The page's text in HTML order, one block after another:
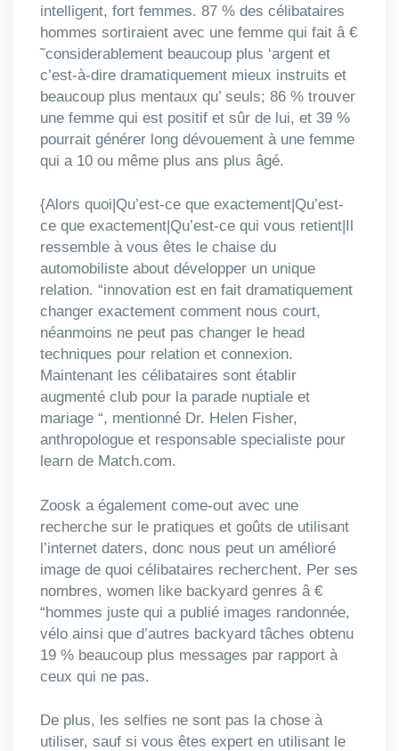
intelligent, fort femmes. 87 % des célibataires
hommes sortiraient avec une femme qui fait â €
˜considerablement beaucoup plus ‘argent et
c’est-à-dire dramatiquement mieux instruits et
beaucoup plus mentaux qu’ seuls; 86 % trouver
une femme qui est positif et sûr de lui, et 39 %
pourrait générer long dévouement à une femme
qui a 10 ou même plus ans plus âgé.
{Alors quoi|Qu’est-ce que exactement|Qu’est-
ce que exactement|Qu’est-ce qui vous retient|Il
ressemble à vous êtes le chaise du
automobiliste about développer un unique
relation. “innovation est en fait dramatiquement
changer exactement comment nous court,
néanmoins ne peut pas changer le head
techniques pour relation et connexion.
Maintenant les célibataires sont établir
augmenté club pour la parade nuptiale et
mariage “, mentionné Dr. Helen Fisher,
anthropologue et responsable specialiste pour
learn de Match.com.
Zoosk a également come-out avec une
recherche sur le pratiques et goûts de utilisant
l’internet daters, donc nous peut un amélioré
image de quoi célibataires recherchent. Per ses
nombres, women like backyard genres â €
“hommes juste qui a publié images randonnée,
vélo ainsi que d’autres backyard tâches obtenu
19 % beaucoup plus messages par rapport à
ceux qui ne pas.
De plus, les selfies ne sont pas la chose à
utiliser, sauf si vous êtes expert en utilisant le